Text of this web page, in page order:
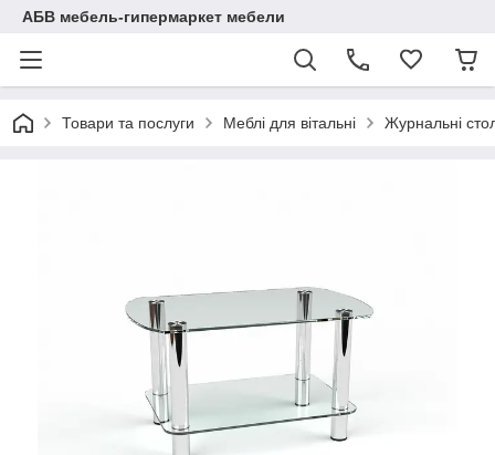
АБВ мебель-гипермаркет мебели
Товари та послуги Меблі для вітальні Журнальні